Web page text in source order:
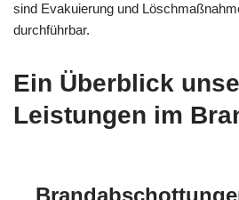
sind Evakuierung und
durchführbar.
Ein Überblick
Leistungen im